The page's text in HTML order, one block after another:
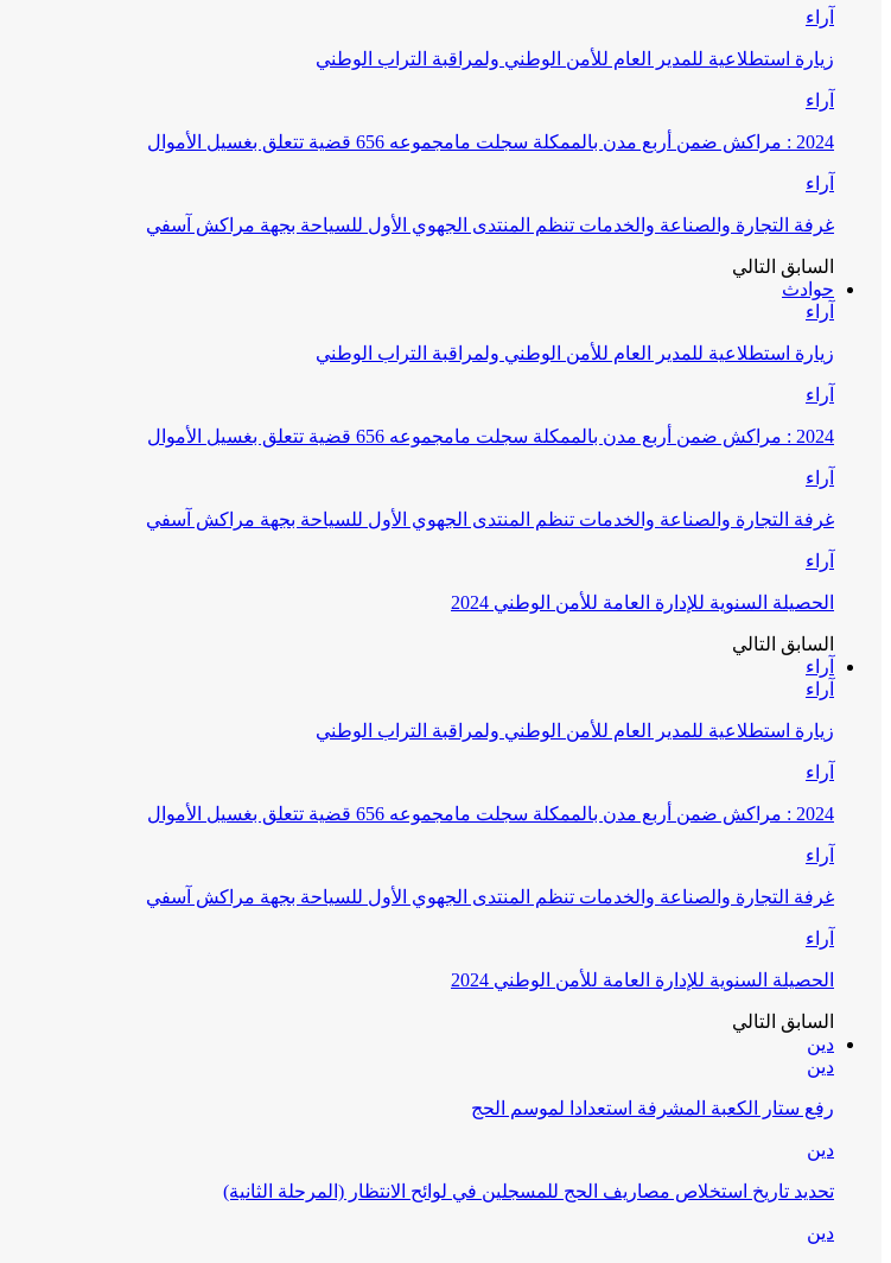
آراء
زيارة استطلاعية للمدير العام للأمن الوطني ولمراقبة التراب الوطني
آراء
2024 : مراكش ضمن أربع مدن بالممكلة سجلت مامجموعه 656 قضية تتعلق بغسيل الأموال
آراء
غرفة التجارة والصناعة والخدمات تنظم المنتدى الجهوي الأول للسياحة بجهة مراكش آسفي
السابق التالي
حوادث
آراء
زيارة استطلاعية للمدير العام للأمن الوطني ولمراقبة التراب الوطني
آراء
2024 : مراكش ضمن أربع مدن بالممكلة سجلت مامجموعه 656 قضية تتعلق بغسيل الأموال
آراء
غرفة التجارة والصناعة والخدمات تنظم المنتدى الجهوي الأول للسياحة بجهة مراكش آسفي
آراء
الحصيلة السنوية للإدارة العامة للأمن الوطني 2024
السابق التالي
آراء
آراء
زيارة استطلاعية للمدير العام للأمن الوطني ولمراقبة التراب الوطني
آراء
2024 : مراكش ضمن أربع مدن بالممكلة سجلت مامجموعه 656 قضية تتعلق بغسيل الأموال
آراء
غرفة التجارة والصناعة والخدمات تنظم المنتدى الجهوي الأول للسياحة بجهة مراكش آسفي
آراء
الحصيلة السنوية للإدارة العامة للأمن الوطني 2024
السابق التالي
دين
دين
رفع ستار الكعبة المشرفة استعدادا لموسم الحج
دين
تحديد تاريخ استخلاص مصاريف الحج للمسجلين في لوائح الانتظار (المرحلة الثانية)
دين